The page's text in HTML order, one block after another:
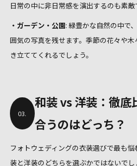
日常の中に非日常感を演出するのも素敵
・ガーデン・公園: 緑豊かな自然の中で
囲気の写真を残せます。季節の花々や
き立ててくれるでしょう。
和装 vs 洋装：徹底
合うのはどっち？
03.
フォトウェディングの衣装選びで最も
装と洋装のどちらを選ぶかではないで